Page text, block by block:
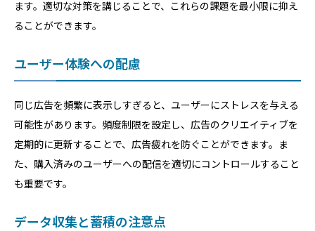
ます。適切な対策を講じることで、これらの課題を最小限に抑え
ることができます。
ユーザー体験への配慮
同じ広告を頻繁に表示しすぎると、ユーザーにストレスを与える
可能性があります。頻度制限を設定し、広告のクリエイティブを
定期的に更新することで、広告疲れを防ぐことができます。ま
た、購入済みのユーザーへの配信を適切にコントロールすること
も重要です。
データ収集と蓄積の注意点